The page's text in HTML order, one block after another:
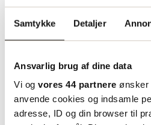
Samtykke Detaljer
Ansvarlig brug af dine data
Vi og vores 44 partnere ønsker
anvende cookies og indsamle
adresse, ID og din browser til
Ved køb af
20-2500
3.16
2520-7540
7560+
Lagerinformation